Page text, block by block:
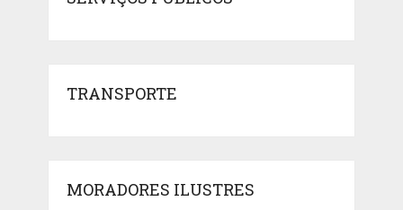
TRANSPORTE
MORADORES ILUSTRES